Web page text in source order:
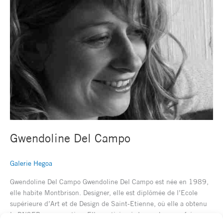
Gwendoline Del Campo
Galerie Hegoa
Gwendoline Del Campo Gwendoline Del Campo est née en 1989,
elle habite Montbrison. Designer, elle est diplômée de l’Ecole
supérieure d’Art et de Design de Saint-Etienne, où elle a obtenu
le DNSEP avec mention. Elle participe à de nombreuses foires